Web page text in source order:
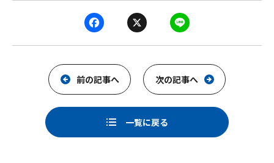
F
a
c
e
b
o
o
X
i
n
e
前の記事へ 次の記事へ
一覧に戻る